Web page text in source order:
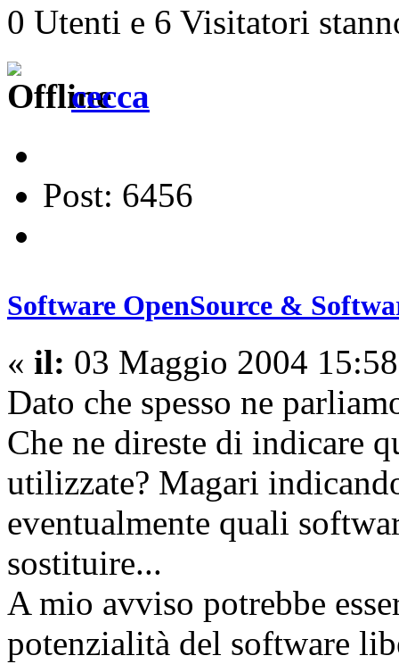
0 Utenti e 6 Visitatori
cecca
Post: 6456
Software OpenSource &
« il: 03 Maggio 2004
Dato che spesso ne
Che ne direste di indicare
utilizzate? Magari
eventualmente quali
sostituire...
A mio avviso potrebbe
potenzialità del software